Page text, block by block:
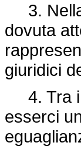
3. Nella
dovuta
giuridici
4. Tra i
esserci